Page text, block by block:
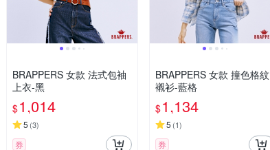
BRAPPERS 女款 法式包袖
上衣-黑
$1,014
5 (3)
券
BRAPPERS 女款 撞色格紋
襯衫-藍格
$1,134
5 (1)
券